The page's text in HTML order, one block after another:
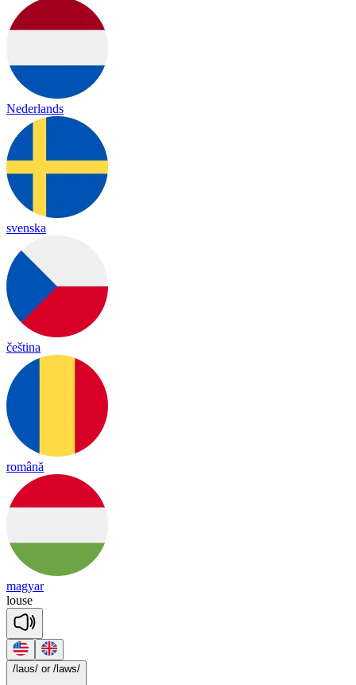
Nederlands
svenska
čeština
română
magyar
louse
/laʊs/ or /laws/